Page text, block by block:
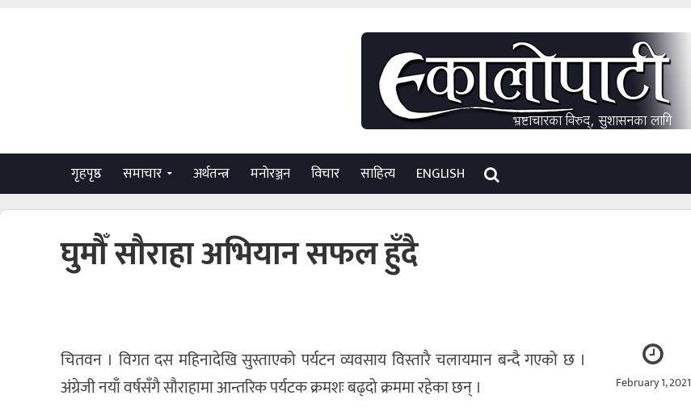
गृहपृष्ठ समाचार अर्थतन्त्र मनाेरञ्जन विचार साहित्य ENGLISH
घुमौँ सौराहा अभियान सफल हुँदै
February 1, 2021
चितवन । विगत दस महिनादेखि सुस्ताएको पर्यटन व्यवसाय विस्तारै चलायमान बन्दै गएको छ ।
अंग्रेजी नयाँ वर्षसँगै सौराहामा आन्तरिक पर्यटक क्रमशः बढ्दो क्रममा रहेका छन् ।